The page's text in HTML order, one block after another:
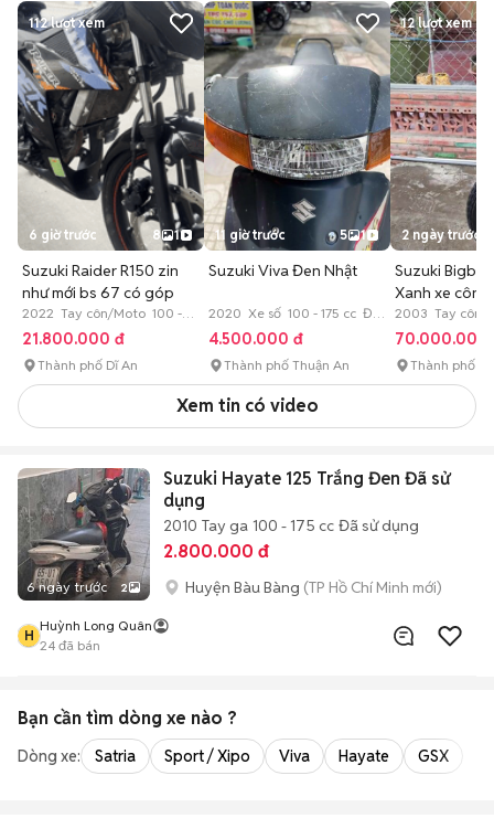
112lượt xem
6 giờ trước 8 1
Suzuki Raider R150 zin
như mới bs 67 có góp
2022 Tay côn/Moto 100 -
175 cc Đã sử dụng
21.800.000 đ
Thành phố Dĩ An
11 giờ trước 5 1
Suzuki Viva Đen Nhật
2020 Xe số 100 - 175 cc Đã
sử dụng
4.500.000 đ
Thành phố Thuận An
12lượt xem
2 ngày trước
Suzuki
Xanh xe côn
2003 Tay côn/
175 cc Đã sử
70.000.000
Thành phố Dĩ
Xem tin có video
6 ngày trước 2
Suzuki Hayate 125 Trắng Đen Đã sử
dụng
2010 Tay ga 100 - 175 cc Đã sử dụng
2.800.000 đ
Huyện Bàu Bàng (TP Hồ Chí Minh mới)
H
Huỳnh Long Quân
24 đã bán
Bạn cần tìm dòng xe nào ?
Dòng xe: Satria Sport / Xipo Viva Hayate GSX